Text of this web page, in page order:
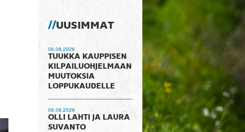
UUSIMMAT
06.08.2026
TUUKKA KAUPPISEN
KILPAILUOHJELMAAN
MUUTOKSIA
LOPPUKAUDELLE
06.08.2026
OLLI LAHTI JA LAURA
SUVANTO